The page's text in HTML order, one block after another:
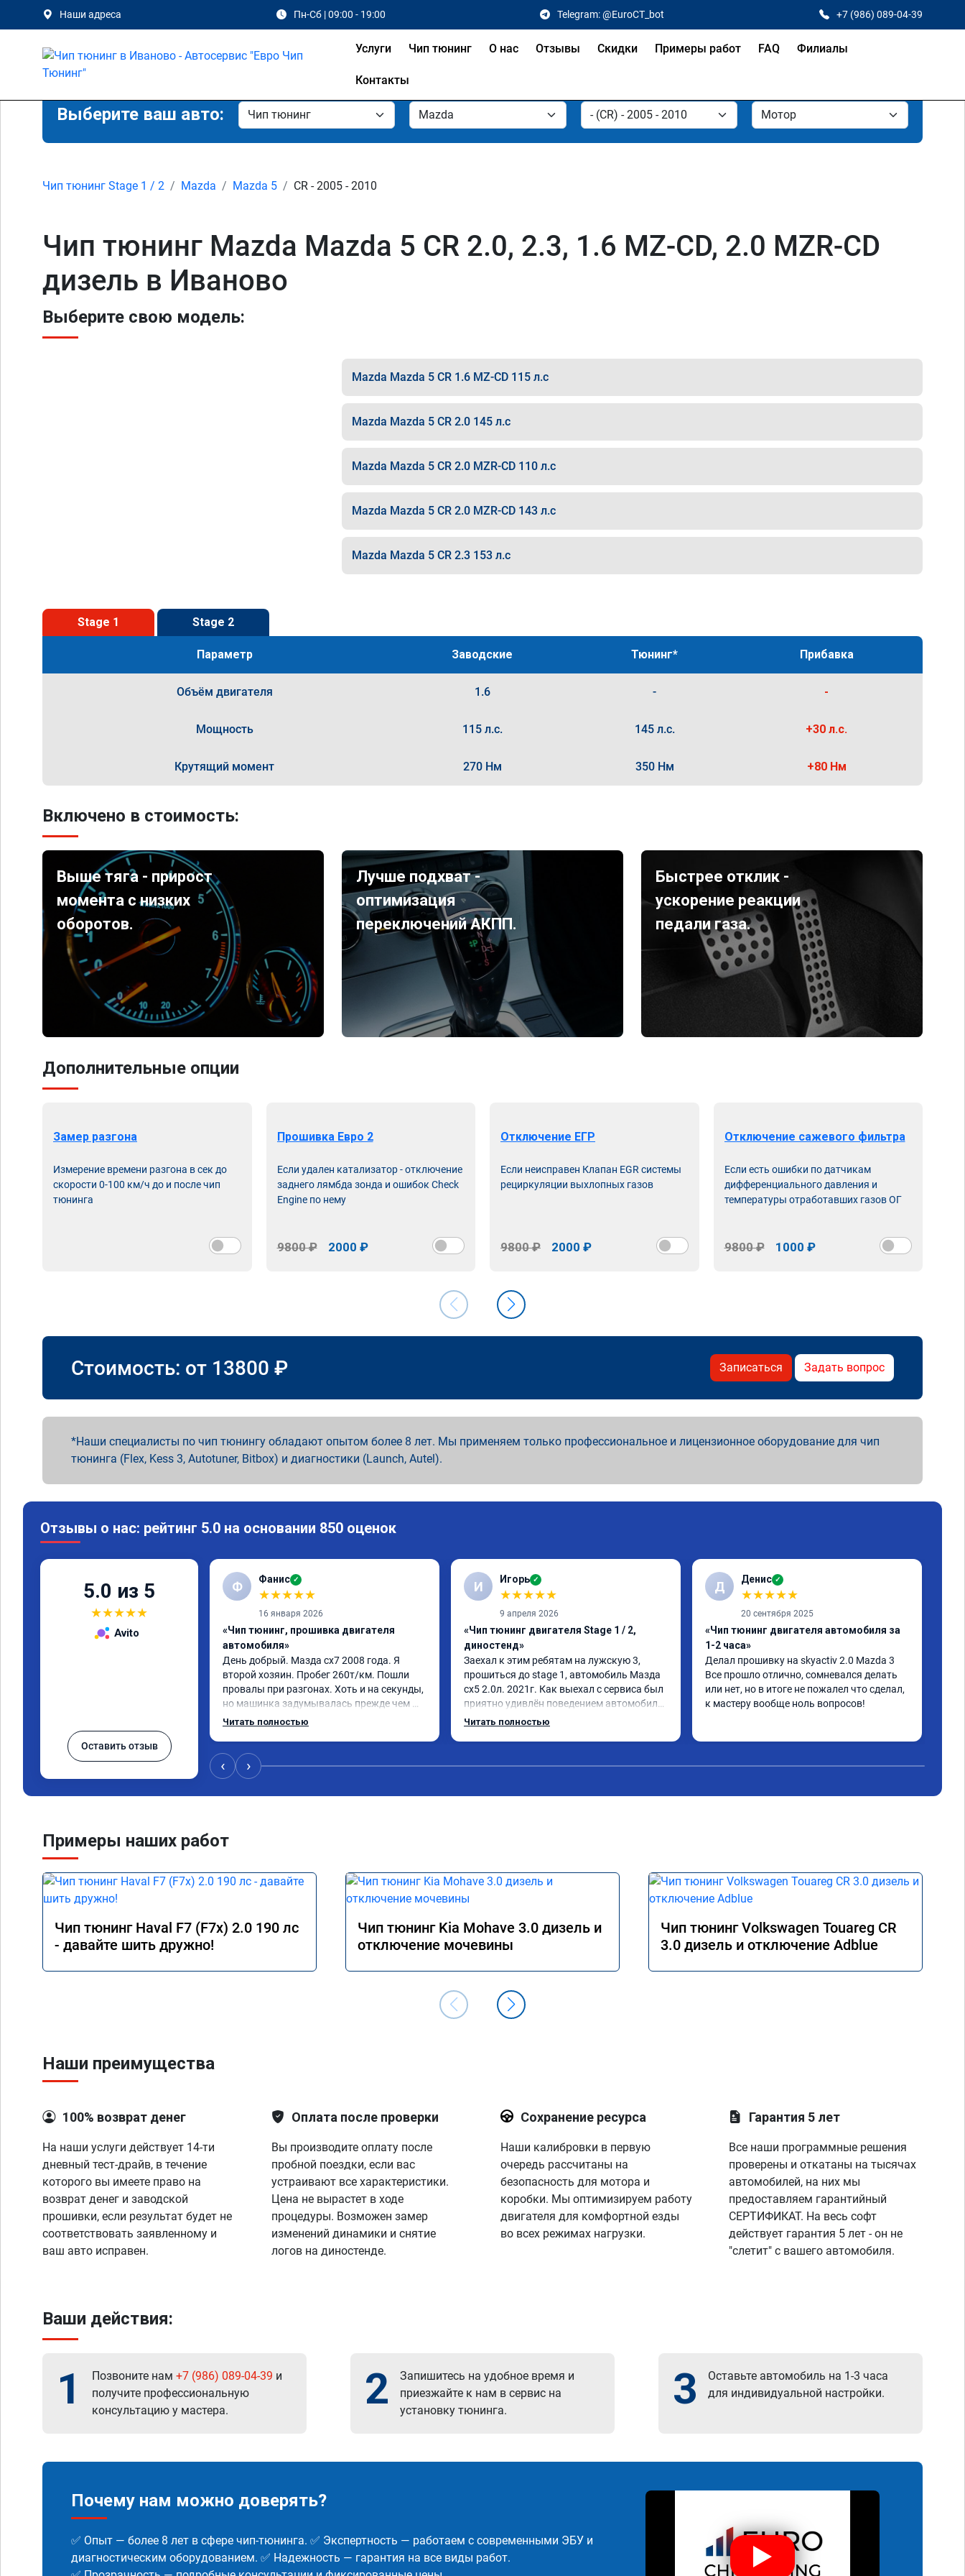
Наши адреса Пн-Сб | 09:00 - 19:00 Telegram: @EuroCT_bot +7 (986) 089-04-39
Услуги Чип тюнинг О нас Отзывы Скидки Примеры работ FAQ Филиалы
Контакты
Выберите ваш авто:
Чип тюнинг Stage 1 / 2 Mazda Mazda 5 CR - 2005 - 2010
Чип тюнинг Mazda Mazda 5 CR 2.0, 2.3, 1.6 MZ-CD, 2.0 MZR-CD
дизель в Иваново
Выберите свою модель:
Mazda Mazda 5 CR 1.6 MZ-CD 115 л.с
Mazda Mazda 5 CR 2.0 145 л.с
Mazda Mazda 5 CR 2.0 MZR-CD 110 л.с
Mazda Mazda 5 CR 2.0 MZR-CD 143 л.с
Mazda Mazda 5 CR 2.3 153 л.с
Stage 1 Stage 2
Параметр Заводские Тюнинг* Прибавка
Объём двигателя 1.6 - -
Мощность 115 л.с. 145 л.с. +30 л.с.
Крутящий момент 270 Нм 350 Нм +80 Нм
Включено в стоимость:
Выше тяга - прирост
момента с низких
оборотов.
Лучше подхват -
оптимизация
переключений АКПП.
Быстрее отклик -
ускорение реакции
педали газа.
Дополнительные опции
Замер разгона
Измерение времени разгона в сек до
скорости 0-100 км/ч до и после чип
тюнинга
Прошивка Евро 2
Если удален катализатор - отключение
заднего лямбда зонда и ошибок Check
Engine по нему
9800 ₽ 2000 ₽
Отключение ЕГР
Если неисправен Клапан EGR системы
рециркуляции выхлопных газов
9800 ₽ 2000 ₽
Отключение сажевого фильтра
Если есть ошибки по датчикам
дифференциального давления и
температуры отработавших газов ОГ
9800 ₽ 1000 ₽
Стоимость: от 13800 ₽ Записаться Задать вопрос
Наши специалисты по чип тюнингу обладают опытом более 8 лет. Мы применяем только профессиональное и лицензионное оборудование для чип
тюнинга (Flex, Kess 3, Autotuner, Bitbox) и диагностики (Launch, Autel).
Отзывы о нас: рейтинг 5.0 на основании 850 оценок
5.0 из 5
★★★★★
Avito
Оставить отзыв
Ф Фанис ✓
★★★★★
16 января 2026
«Чип тюнинг, прошивка двигателя
автомобиля»
День добрый. Мазда сх7 2008 года. Я
второй хозяин. Пробег 260т/км. Пошли
провалы при разгонах. Хоть и на секунды,
но машинка задумывалась прежде чем
разогнаться. Года 4 назад удалял
пообщавшись с людьми, решил всё таки
сделать перепрошивку. Увидел в авито
конечно отличается от заявленной. Но
а летит прям. Парням благодарность!!!!
Читать полностью
И Игорь ✓
★★★★★
9 апреля 2026
«Чип тюнинг двигателя Stage 1 / 2,
диностенд»
Заехал к этим ребятам на лужскую 3,
прошиться до stage 1, автомобиль Мазда
сх5 2.0л. 2021г. Как выехал с сервиса был
приятно удивлён поведением автомобиля,
педаль газа стала отзывчивее, и резче что
Читать полностью
Д Денис ✓
★★★★★
20 сентября 2025
«Чип тюнинг двигателя автомобиля за
1-2 часа»
Делал прошивку на skyactiv 2.0 Mazda 3
Все прошло отлично, сомневался делать
или нет, но в итоге не пожалел что сделал,
к мастеру вообще ноль вопросов!
‹ ›
Примеры наших работ
Чип тюнинг Haval F7 (F7x) 2.0 190 лс
- давайте шить дружно!
Чип тюнинг Kia Mohave 3.0 дизель и
отключение мочевины
Чип тюнинг Volkswagen Touareg CR
3.0 дизель и отключение Adblue
Наши преимущества
100% возврат денег
На наши услуги действует 14-ти
дневный тест-драйв, в течение
которого вы имеете право на
возврат денег и заводской
прошивки, если результат будет не
соответствовать заявленному и
ваш авто исправен.
Оплата после проверки
Вы производите оплату после
пробной поездки, если вас
устраивают все характеристики.
Цена не вырастет в ходе
процедуры. Возможен замер
изменений динамики и снятие
логов на диностенде.
Сохранение ресурса
Наши калибровки в первую
очередь рассчитаны на
безопасность для мотора и
коробки. Мы оптимизируем работу
двигателя для комфортной езды
во всех режимах нагрузки.
Гарантия 5 лет
Все наши программные решения
проверены и откатаны на тысячах
автомобилей, на них мы
предоставляем гарантийный
СЕРТИФИКАТ. На весь софт
действует гарантия 5 лет - он не
"слетит" с вашего автомобиля.
Ваши действия:
1 Позвоните нам +7 (986) 089-04-39 и
получите профессиональную
консультацию у мастера.
2
Запишитесь на удобное время и
приезжайте к нам в сервис на
установку тюнинга.
3
Оставьте автомобиль на 1-3 часа
для индивидуальной настройки.
Почему нам можно доверять?
✅ Опыт — более 8 лет в сфере чип-тюнинга. ✅ Экспертность — работаем с современными ЭБУ и
диагностическим оборудованием. ✅ Надежность — гарантия на все виды работ.